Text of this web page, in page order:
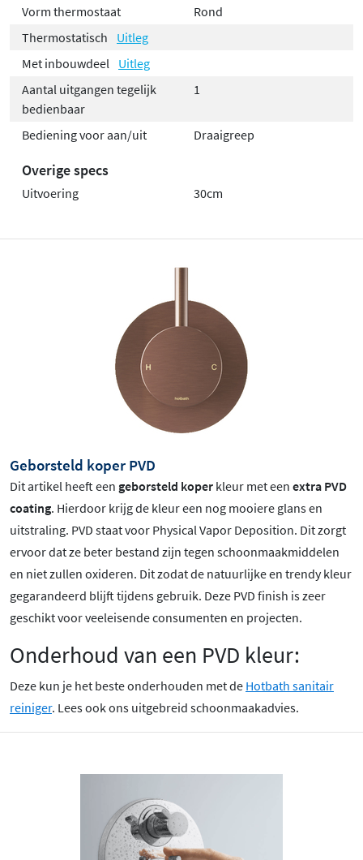
Vorm thermostaat
Rond
Thermostatisch
Uitleg
Met inbouwdeel
Uitleg
Aantal uitgangen tegelijk
bedienbaar
1
Bediening voor aan/uit Draaigreep
Overige specs
Uitvoering 30cm
Geborsteld koper PVD
Dit artikel heeft een geborsteld koper kleur met een extra PVD
coating. Hierdoor krijg de kleur een nog mooiere glans en
uitstraling. PVD staat voor Physical Vapor Deposition. Dit zorgt
ervoor dat ze beter bestand zijn tegen schoonmaakmiddelen
en niet zullen oxideren. Dit zodat de natuurlijke en trendy kleur
gegarandeerd blijft tijdens gebruik. Deze PVD finish is zeer
geschikt voor veeleisende consumenten en projecten.
Onderhoud van een PVD kleur:
Deze kun je het beste onderhouden met de Hotbath sanitair
reiniger. Lees ook ons uitgebreid schoonmaakadvies.